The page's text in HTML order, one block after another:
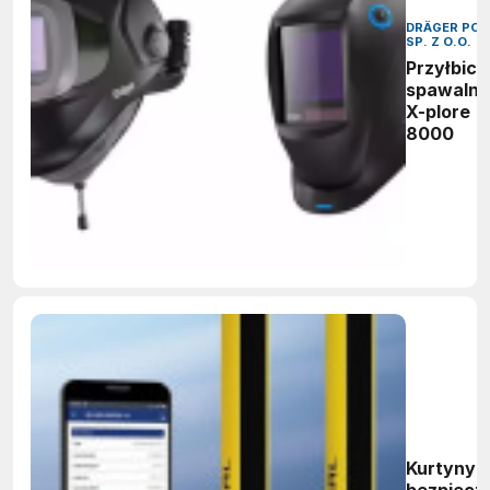
DRÄGER
SP. Z O.O.
Przyłbice
X-plore
8000
Kurtyny